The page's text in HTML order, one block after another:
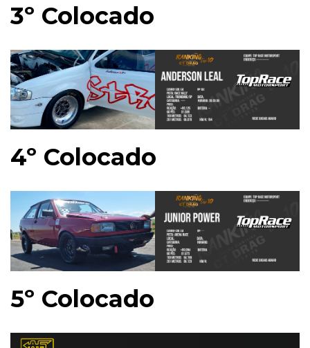
3º Colocado
4º Colocado
5º Colocado